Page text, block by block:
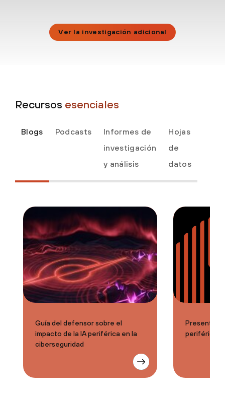
Ver la investigación adicional
Recursos esenciales
Blogs Podcasts
Informes de
investigación
y análisis
Hojas
de
datos
Guía del defensor sobre el
impacto de la IA periférica en la
ciberseguridad
periférica